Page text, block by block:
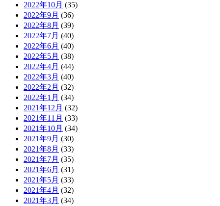
2022年10月 (35)
2022年9月 (36)
2022年8月 (39)
2022年7月 (40)
2022年6月 (40)
2022年5月 (38)
2022年4月 (44)
2022年3月 (40)
2022年2月 (32)
2022年1月 (34)
2021年12月 (32)
2021年11月 (33)
2021年10月 (34)
2021年9月 (30)
2021年8月 (33)
2021年7月 (35)
2021年6月 (31)
2021年5月 (33)
2021年4月 (32)
2021年3月 (34)